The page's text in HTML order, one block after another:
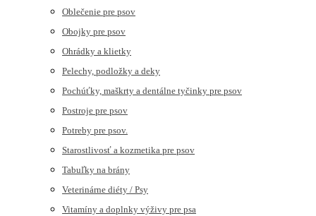
Oblečenie pre psov
Obojky pre psov
Ohrádky a klietky
Pelechy, podložky a deky
Pochúťky, maškrty a dentálne tyčinky pre psov
Postroje pre psov
Potreby pre psov.
Starostlivosť a kozmetika pre psov
Tabuľky na brány
Veterinárne diéty / Psy
Vitamíny a doplnky výživy pre psa